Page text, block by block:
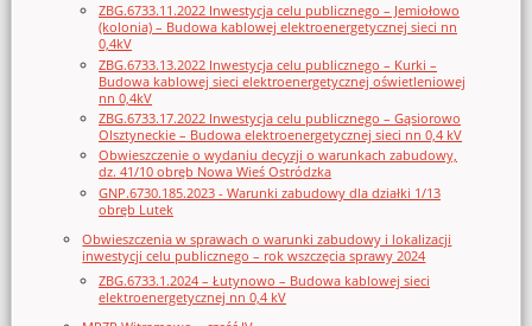
ZBG.6733.11.2022 Inwestycja celu publicznego – Jemiołowo
(kolonia) – Budowa kablowej elektroenergetycznej sieci nn
0,4kV
ZBG.6733.13.2022 Inwestycja celu publicznego – Kurki –
Budowa kablowej sieci elektroenergetycznej oświetleniowej
nn 0,4kV
ZBG.6733.17.2022 Inwestycja celu publicznego – Gąsiorowo
Olsztyneckie – Budowa elektroenergetycznej sieci nn 0,4 kV
Obwieszczenie o wydaniu decyzji o warunkach zabudowy,
dz. 41/10 obręb Nowa Wieś Ostródzka
GNP.6730.185.2023 - Warunki zabudowy dla działki 1/13
obręb Lutek
Obwieszczenia w sprawach o warunki zabudowy i lokalizacji
inwestycji celu publicznego – rok wszczęcia sprawy 2024
ZBG.6733.1.2024 – Łutynowo – Budowa kablowej sieci
elektroenergetycznej nn 0,4 kV